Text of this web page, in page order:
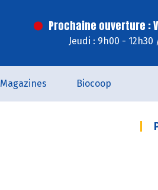
Prochaine ouverture :
Jeudi : 9h00 -
Magazines Biocoop